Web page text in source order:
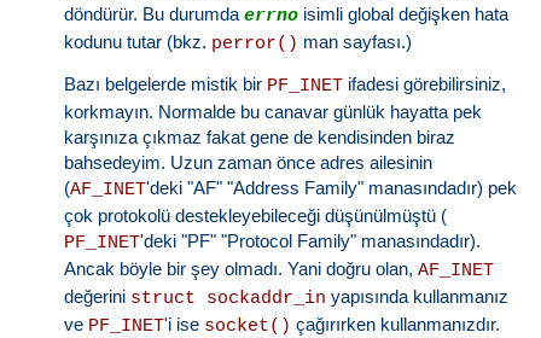
döndürür. Bu durumdaerrno isimli global değişken hata
kodunu tutar (bkz. perror() man sayfası.)
Bazı belgelerde mistik bir PF_INET ifadesi görebilirsiniz,
korkmayın. Normalde bu canavar günlük hayatta pek
karşınıza çıkmaz fakat gene de kendisinden biraz
bahsedeyim. Uzun zaman önce adres ailesinin
(AF_INET'deki "AF" "Address Family" manasındadır) pek
çok protokolü destekleyebileceği düşünülmüştü (
PF_INET'deki "PF" "Protocol Family" manasındadır).
Ancak böyle bir şey olmadı. Yani doğru olan,AF_INET
değerini struct sockaddr_in yapısında kullanmanız
ve PF_INET'i ise socket() çağırırken kullanmanızdır.